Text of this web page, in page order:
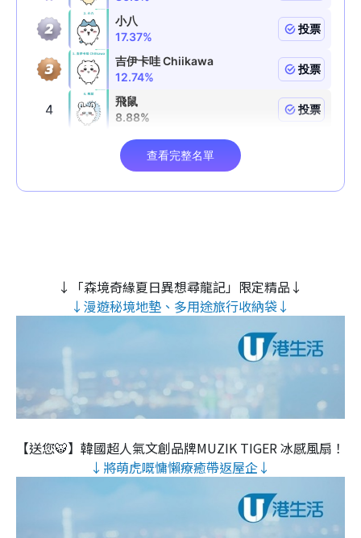
↓「森境奇緣夏日異想尋龍記」限定精品↓
↓漫遊秘境地墊、多用途旅行收納袋↓
【送您🐯】韓國超人氣文創品牌MUZIK TIGER 冰感風扇！
↓將萌虎嘅慵懶療癒帶返屋企↓